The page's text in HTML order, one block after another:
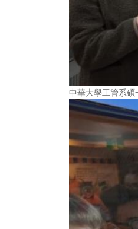
中華大學工管系